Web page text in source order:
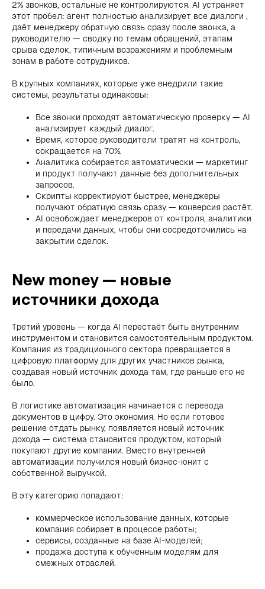
2% звонков, остальные не контролируются. AI устраняет
этот пробел: агент полностью анализирует все диалоги ,
даёт менеджеру обратную связь сразу после звонка, а
руководителю — сводку по темам обращений, этапам
срыва сделок, типичным возражениям и проблемным
зонам в работе сотрудников.
В крупных компаниях, которые уже внедрили такие
системы, результаты одинаковы:
Все звонки проходят автоматическую проверку — AI
анализирует каждый диалог.
Время, которое руководители тратят на контроль,
сокращается на 70%.
Аналитика собирается автоматически — маркетинг
и продукт получают данные без дополнительных
запросов.
Скрипты корректируют быстрее, менеджеры
получают обратную связь сразу — конверсия растёт.
AI освобождает менеджеров от контроля, аналитики
и передачи данных, чтобы они сосредоточились на
закрытии сделок.
New money — новые
источники дохода
Третий уровень — когда AI перестаёт быть внутренним
инструментом и становится самостоятельным продуктом.
Компания из традиционного сектора превращается в
цифровую платформу для других участников рынка,
создавая новый источник дохода там, где раньше его не
было.
В логистике автоматизация начинается с перевода
документов в цифру. Это экономия. Но если готовое
решение отдать рынку, появляется новый источник
дохода — система становится продуктом, который
покупают другие компании. Вместо внутренней
автоматизации получился новый бизнес-юнит с
собственной выручкой.
В эту категорию попадают:
коммерческое использование данных, которые
компания собирает в процессе работы;
сервисы, созданные на базе AI-моделей;
продажа доступа к обученным моделям для
смежных отраслей.